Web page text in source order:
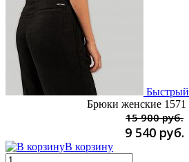
Брюки женские
15 900 руб.
9 540 руб.
В корзину